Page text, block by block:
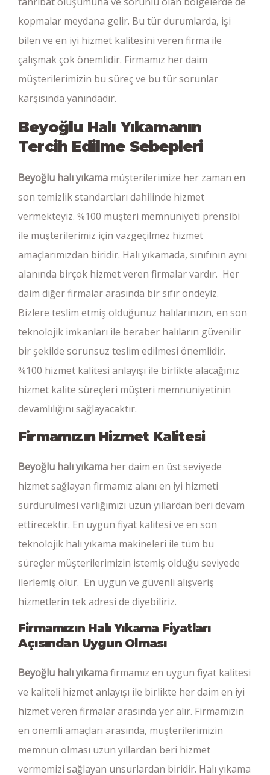
kopmalar meydana gelir. Bu tür durumlarda, işi
bilen ve en iyi hizmet kalitesini veren firma ile
çalışmak çok önemlidir. Firmamız her daim
müşterilerimizin bu süreç ve bu tür sorunlar
karşısında yanındadır.
Beyoğlu Halı Yıkamanın
Tercih Edilme Sebepleri
Beyoğlu halı yıkama müşterilerimize her zaman en
son temizlik standartları dahilinde hizmet
vermekteyiz. %100 müşteri memnuniyeti prensibi
ile müşterilerimiz için vazgeçilmez hizmet
amaçlarımızdan biridir. Halı yıkamada, sınıfının aynı
alanında birçok hizmet veren firmalar vardır. Her
daim diğer firmalar arasında bir sıfır öndeyiz.
Bizlere teslim etmiş olduğunuz halılarınızın, en son
teknolojik imkanları ile beraber halıların güvenilir
bir şekilde sorunsuz teslim edilmesi önemlidir.
%100 hizmet kalitesi anlayışı ile birlikte alacağınız
hizmet kalite süreçleri müşteri memnuniyetinin
devamlılığını sağlayacaktır.
Firmamızın Hizmet Kalitesi
Beyoğlu halı yıkama her daim en üst seviyede
hizmet sağlayan firmamız alanı en iyi hizmeti
sürdürülmesi varlığımızı uzun yıllardan beri devam
ettirecektir. En uygun fiyat kalitesi ve en son
teknolojik halı yıkama makineleri ile tüm bu
süreçler müşterilerimizin istemiş olduğu seviyede
ilerlemiş olur. En uygun ve güvenli alışveriş
hizmetlerin tek adresi de diyebiliriz.
Firmamızın Halı Yıkama Fiyatları
Açısından Uygun Olması
Beyoğlu halı yıkamafirmamız en uygun fiyat kalitesi
ve kaliteli hizmet anlayışı ile birlikte her daim en iyi
hizmet veren firmalar arasında yer alır. Firmamızın
en önemli amaçları arasında, müşterilerimizin
memnun olması uzun yıllardan beri hizmet
vermemizi sağlayan unsurlardan biridir. Halı yıkama